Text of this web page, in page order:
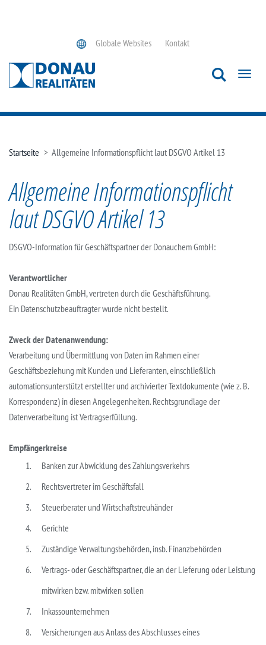
Globale Websites Kontakt
Startseite > Allgemeine Informationspflicht laut DSGVO Artikel 13
Allgemeine Informationspflicht
laut DSGVO Artikel 13
DSGVO-Information für Geschäftspartner der Donauchem GmbH:
Verantwortlicher
Donau Realitäten GmbH, vertreten durch die Geschäftsführung.
Ein Datenschutzbeauftragter wurde nicht bestellt.
Zweck der Datenanwendung:
Verarbeitung und Übermittlung von Daten im Rahmen einer
Geschäftsbeziehung mit Kunden und Lieferanten, einschließlich
automationsunterstützt erstellter und archivierter Textdokumente (wie z. B.
Korrespondenz) in diesen Angelegenheiten. Rechtsgrundlage der
Datenverarbeitung ist Vertragserfüllung.
Empfängerkreise
Banken zur Abwicklung des Zahlungsverkehrs
Rechtsvertreter im Geschäftsfall
Steuerberater und Wirtschaftstreuhänder
Gerichte
Zuständige Verwaltungsbehörden, insb. Finanzbehörden
Vertrags- oder Geschäftspartner, die an der Lieferung oder Leistung
mitwirken bzw. mitwirken sollen
Inkassounternehmen
Versicherungen aus Anlass des Abschlusses eines